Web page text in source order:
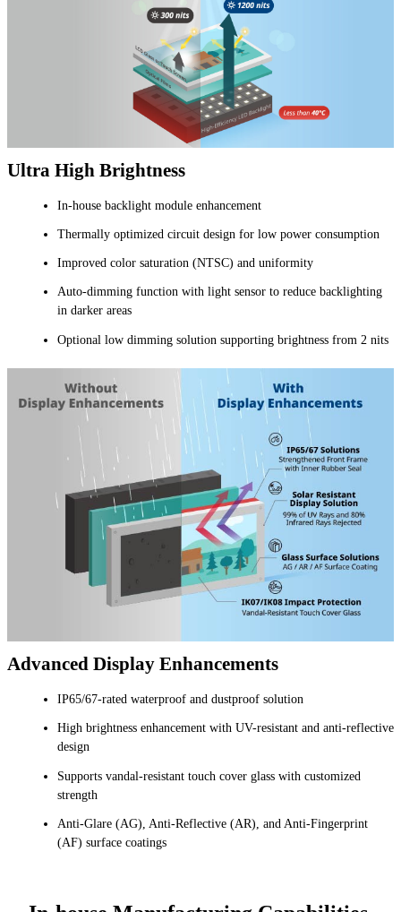
Ultra High Brightness
In-house backlight module enhancement
Thermally optimized circuit design for low power consumption
Improved color saturation (NTSC) and uniformity
Auto-dimming function with light sensor to reduce backlighting
in darker areas
Optional low dimming solution supporting brightness from 2 nits
Advanced Display Enhancements
IP65/67-rated waterproof and dustproof solution
High brightness enhancement with UV-resistant and anti-reflective
design
Supports vandal-resistant touch cover glass with customized
strength
Anti-Glare (AG), Anti-Reflective (AR), and Anti-Fingerprint
(AF) surface coatings